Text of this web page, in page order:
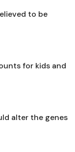
to be
for kids and
alter the genes